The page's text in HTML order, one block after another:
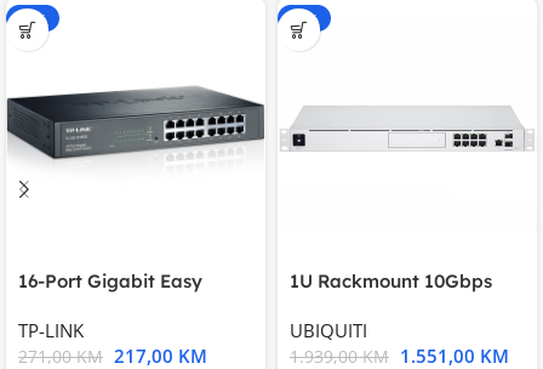
-20%
16-Port Gigabit Easy
TP-LINK
271,00KM 217,00 KM
-20%
1U Rackmount 10Gbps
UBIQUITI
1.939,00KM 1.551,00 KM